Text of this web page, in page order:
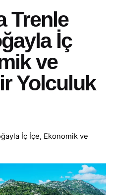
Trenle
İç
ve
Yolculuk
İç İçe, Ekonomik ve